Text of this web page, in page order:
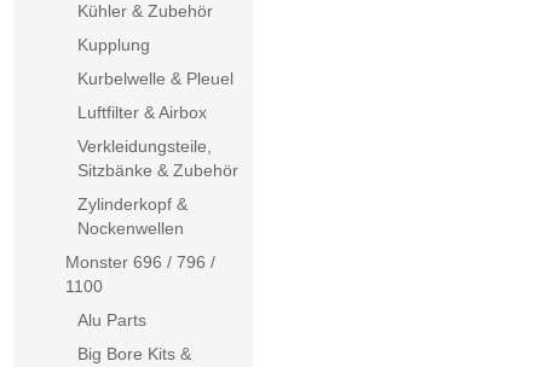
Kühler & Zubehör
Kupplung
Kurbelwelle & Pleuel
Luftfilter & Airbox
Verkleidungsteile,
Sitzbänke & Zubehör
Zylinderkopf &
Nockenwellen
Monster 696 / 796 /
1100
Alu Parts
Big Bore Kits &